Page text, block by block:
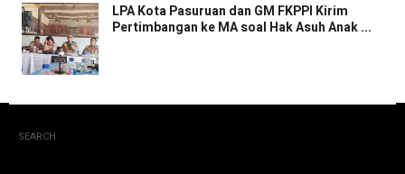
LPA Kota Pasuruan dan GM FKPPI Kirim
Pertimbangan ke MA soal Hak Asuh Anak ...
SEARCH